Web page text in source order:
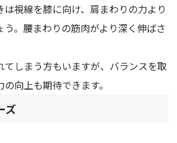
視線を膝に向け、肩まわりの力より
。腰まわりの筋肉がより深く伸ばさ
てしまう方もいますが、バランスを取
向上も期待できます。
ズ